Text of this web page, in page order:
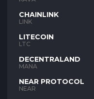
CHAINLINK
LINK
LITECOIN
LTC
DECENTRALAND
MANA
NEAR PROTOCOL
NEAR